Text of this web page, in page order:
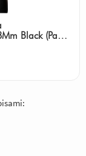
Black (Para)